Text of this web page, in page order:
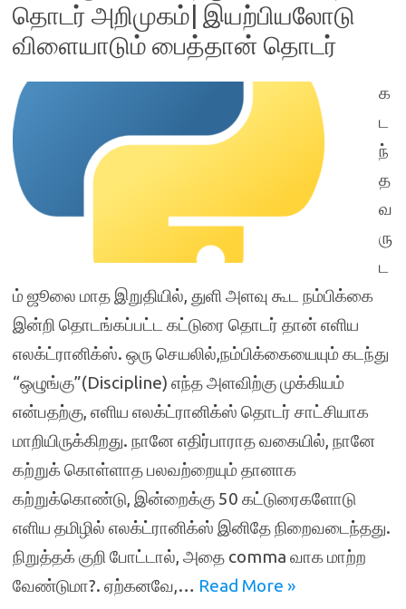
தொடர் அறிமுகம்| இயற்பியலோடு
விளையாடும் பைத்தான் தொடர்
க
ட
ந்
த
வ
ரு
ட
ம் ஜூலை மாத இறுதியில், துளி அளவு கூட நம்பிக்கை
இன்றி தொடங்கப்பட்ட கட்டுரை தொடர் தான் எளிய
எலக்ட்ரானிக்ஸ். ஒரு செயலில்,நம்பிக்கையையும் கடந்து
“ஒழுங்கு”(Discipline) எந்த அளவிற்கு முக்கியம்
என்பதற்கு, எளிய எலக்ட்ரானிக்ஸ் தொடர் சாட்சியாக
மாறியிருக்கிறது. நானே எதிர்பாராத வகையில், நானே
கற்றுக் கொள்ளாத பலவற்றையும் தானாக
கற்றுக்கொண்டு, இன்றைக்கு 50 கட்டுரைகளோடு
எளிய தமிழில் எலக்ட்ரானிக்ஸ் இனிதே நிறைவடைந்தது.
நிறுத்தக் குறி போட்டால், அதை comma வாக மாற்ற
வேண்டுமா?. ஏற்கனவே,… Read More »